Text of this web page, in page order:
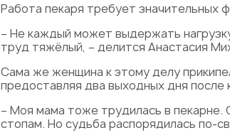
Работа пекаря требует значительных
– Не каждый может выдержать
труд тяжёлый, – делится Анастасия
Сама же женщина к этому делу
предоставляя два выходных дня после
– Моя мама тоже трудилась в пекарне.
стопам. Но судьба распорядилась по-